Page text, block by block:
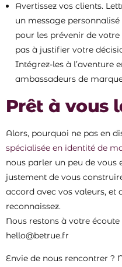
Avertissez vos clients.
un message
pour les prévenir de votre
pas à justifier votre
Intégrez-les à l’aventure
ambassadeurs de
Prêt à vous
Alors, pourquoi ne pas en
spécialisée en identité de
nous parler un peu de vous
justement de vous
accord avec vos valeurs, et
reconnaissez.
Nous restons à votre écoute
hello@betrue.fr
Envie de nous rencontrer ?